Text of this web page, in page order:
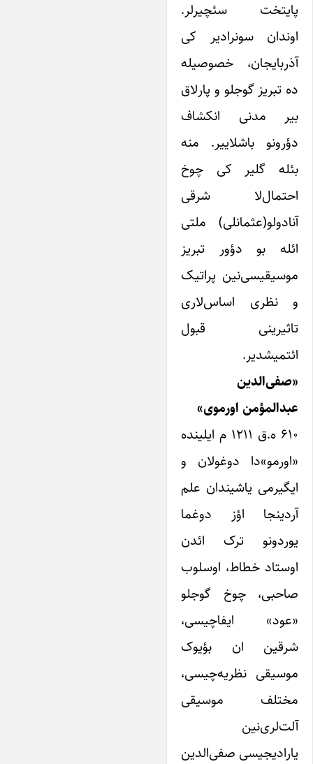
پایتخت سئچیرلر.
اوندان سونرادیر کی
آذربایجان، خصوصیله
ده تبریز گوجلو و پارلاق
بیر مدنی انکشاف
دؤرونو باشلاییر. منه
بئله گلیر کی چوخ
احتمال‌لا شرقی
آنادولو(عثمانلی) ملتی
ائله بو دؤور تبریز
موسیقیسی‌نین پراتیک
و نظری اساس‌لاری
تاثیرینی قبول
ائتمیشدیر.
«صفی‌الدین
عبدالمؤمن اورموی»
۶۱۰ ه.ق ۱۲۱۱ م ایلینده
«اورمو»دا دوغولان و
ایگیرمی یاشیندان علم
آردینجا اؤز دوغما
یوردونو ترک ائدن
اوستاد خطاط، اوسلوب
صاحبی، چوخ گوجلو
«عود» ایفاچیسی،
شرقین ان بؤیوک
موسیقی نظریه‌چیسی،
مختلف موسیقی
آلت‌لری‌نین
یارادیجیسی صفی‌الدین